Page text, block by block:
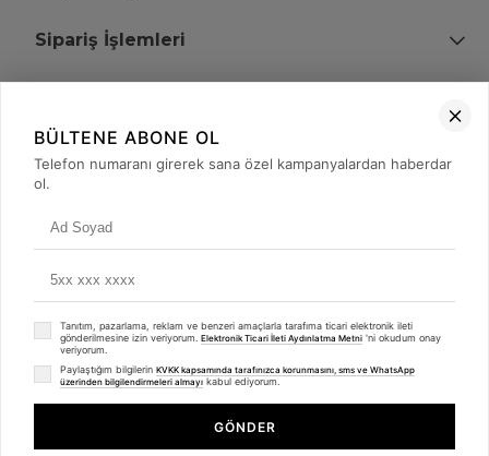
Sipariş İşlemleri
+90 (850) 473 08 08
© 2008 - 2026merterelektronik.com
- Tüm Hakları Saklıdır. Kredi kartı bilgileriniz 256bit SSL sertifikası ile
Whatsapp
BÜLTENE ABONE OL
Telefon numaranı girerek sana özel kampanyalardan haberdar
ol.
Tanıtım, pazarlama, reklam ve benzeri amaçlarla tarafıma ticari elektronik ileti
gönderilmesine izin veriyorum. Elektronik Ticari İleti Aydınlatma Metni 'ni okudum onay
veriyorum.
Paylaştığım bilgilerin KVKK kapsamında tarafınızca korunmasını, sms ve WhatsApp
üzerinden bilgilendirmeleri almayı kabul ediyorum.
GÖNDER